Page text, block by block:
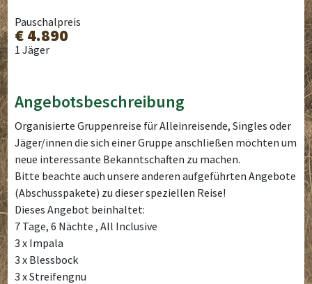
Pauschalpreis
€ 4.890
1 Jäger
Angebotsbeschreibung
Organisierte Gruppenreise für Alleinreisende, Singles oder
Jäger/innen die sich einer Gruppe anschließen möchten um
neue interessante Bekanntschaften zu machen.
Bitte beachte auch unsere anderen aufgeführten Angebote
(Abschusspakete) zu dieser speziellen Reise!
Dieses Angebot beinhaltet:
7 Tage, 6 Nächte , All Inclusive
3 x Impala
3 x Blessbock
3 x Streifengnu